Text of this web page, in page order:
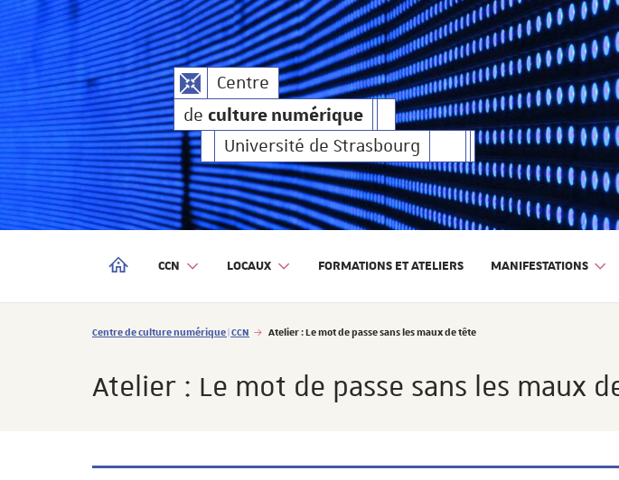
Centredeculture numérique
de culture numérique
Université de Strasbourg
CENTRE DE CULTURE NUMÉRIQUE | CCN
CCN LOCAUX FORMATIONS ET ATELIERS MANIFESTATIONS
Centre deculture numérique
Vous êtes ici :
Centre de culture numérique | CCN Atelier : Le mot de passe sans les maux de tête
Atelier : Le mot de passe sans les maux